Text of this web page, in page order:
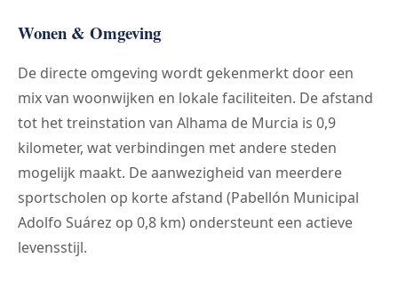
Wonen & Omgeving
De directe omgeving wordt gekenmerkt door een
mix van woonwijken en lokale faciliteiten. De afstand
tot het treinstation van Alhama de Murcia is 0,9
kilometer, wat verbindingen met andere steden
mogelijk maakt. De aanwezigheid van meerdere
sportscholen op korte afstand (Pabellón Municipal
Adolfo Suárez op 0,8 km) ondersteunt een actieve
levensstijl.